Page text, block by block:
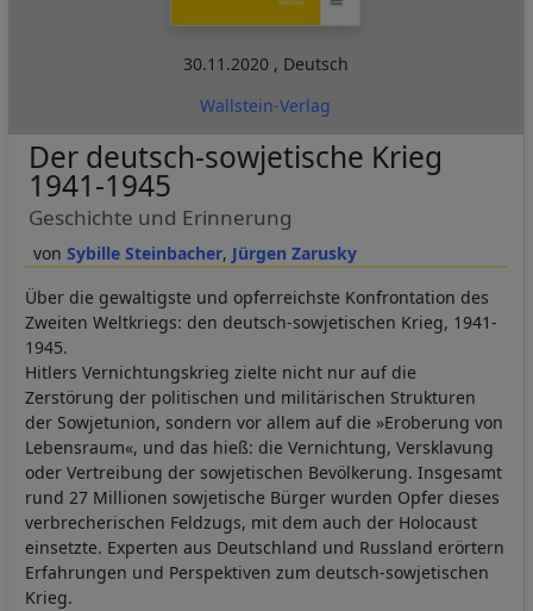
30.11.2020 , Deutsch
Wallstein-Verlag
Sybille Steinbacher Jürgen Zarusky
Der deutsch-sowjetische Krieg
1941-1945
Geschichte und Erinnerung
Über die gewaltigste und opferreichste Konfrontation des
Zweiten Weltkriegs: den deutsch-sowjetischen Krieg, 1941-
1945.
Hitlers Vernichtungskrieg zielte nicht nur auf die
Zerstörung der politischen und militärischen Strukturen
der Sowjetunion, sondern vor allem auf die »Eroberung von
Lebensraum«, und das hieß: die Vernichtung, Versklavung
oder Vertreibung der sowjetischen Bevölkerung. Insgesamt
rund 27 Millionen sowjetische Bürger wurden Opfer dieses
verbrecherischen Feldzugs, mit dem auch der Holocaust
einsetzte. Experten aus Deutschland und Russland erörtern
Erfahrungen und Perspektiven zum deutsch-sowjetischen
Krieg.